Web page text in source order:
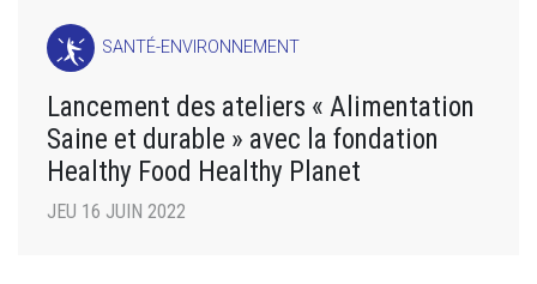
SANTÉ-ENVIRONNEMENT
Lancement des ateliers « Alimentation
Saine et durable » avec la fondation
Healthy Food Healthy Planet
JEU 16 JUIN 2022